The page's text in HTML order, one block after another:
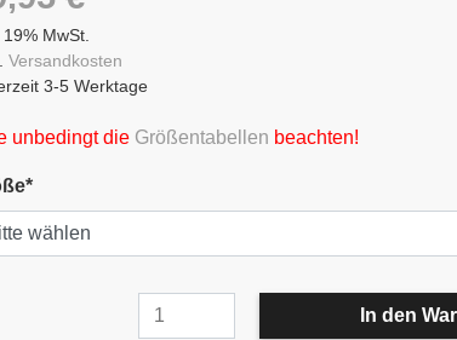
MwSt.
Versandkosten
3-5 Werktage
unbedingt die Größentabellen beachten!
*